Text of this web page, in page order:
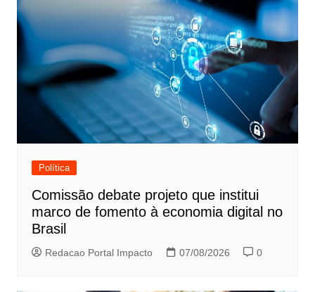
Política
Comissão debate projeto que institui
marco de fomento à economia digital no
Brasil
Redacao Portal Impacto 07/08/2026 0